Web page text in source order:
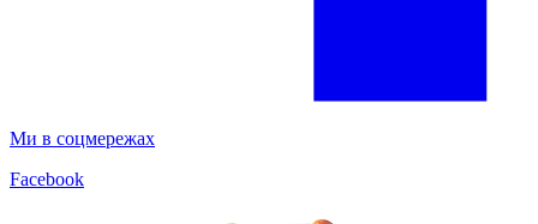
Ми в соцмережах
Facebook